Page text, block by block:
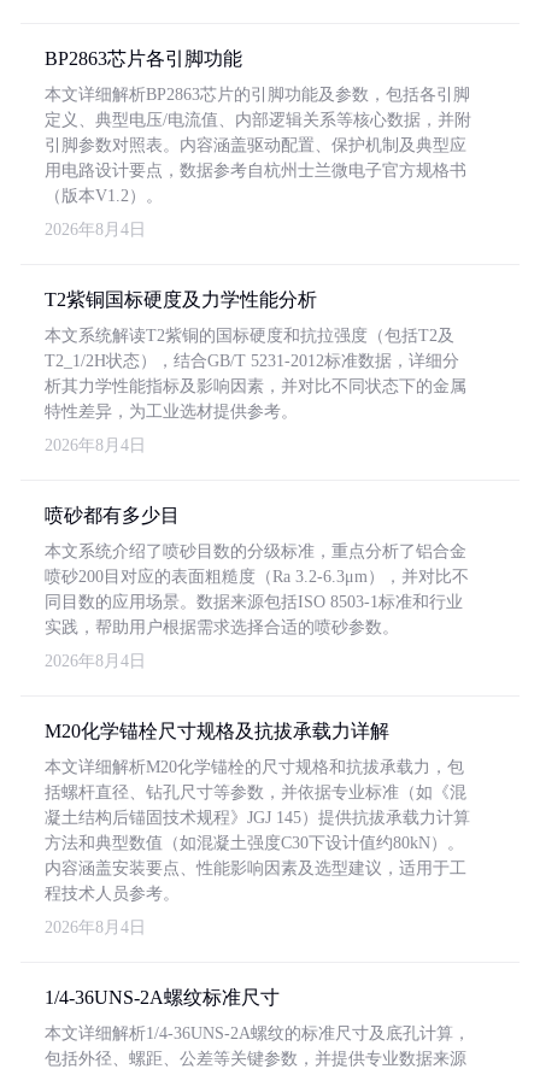
BP2863芯片各引脚功能
本文详细解析BP2863芯片的引脚功能及参数，包括各引脚
定义、典型电压/电流值、内部逻辑关系等核心数据，并附
引脚参数对照表。内容涵盖驱动配置、保护机制及典型应
用电路设计要点，数据参考自杭州士兰微电子官方规格书
（版本V1.2）。
2026年8月4日
T2紫铜国标硬度及力学性能分析
本文系统解读T2紫铜的国标硬度和抗拉强度（包括T2及
T2_1/2H状态），结合GB/T 5231-2012标准数据，详细分
析其力学性能指标及影响因素，并对比不同状态下的金属
特性差异，为工业选材提供参考。
2026年8月4日
喷砂都有多少目
本文系统介绍了喷砂目数的分级标准，重点分析了铝合金
喷砂200目对应的表面粗糙度（Ra 3.2-6.3μm），并对比不
同目数的应用场景。数据来源包括ISO 8503-1标准和行业
实践，帮助用户根据需求选择合适的喷砂参数。
2026年8月4日
M20化学锚栓尺寸规格及抗拔承载力详解
本文详细解析M20化学锚栓的尺寸规格和抗拔承载力，包
括螺杆直径、钻孔尺寸等参数，并依据专业标准（如《混
凝土结构后锚固技术规程》JGJ 145）提供抗拔承载力计算
方法和典型数值（如混凝土强度C30下设计值约80kN）。
内容涵盖安装要点、性能影响因素及选型建议，适用于工
程技术人员参考。
2026年8月4日
1/4-36UNS-2A螺纹标准尺寸
本文详细解析1/4-36UNS-2A螺纹的标准尺寸及底孔计算，
包括外径、螺距、公差等关键参数，并提供专业数据来源